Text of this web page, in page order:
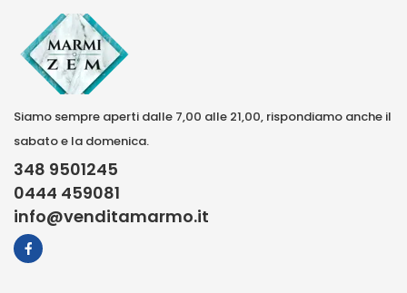
Siamo sempre aperti dalle 7,00 alle 21,00, rispondiamo anche il
sabato e la domenica.
348 9501245
0444 459081
info@venditamarmo.it